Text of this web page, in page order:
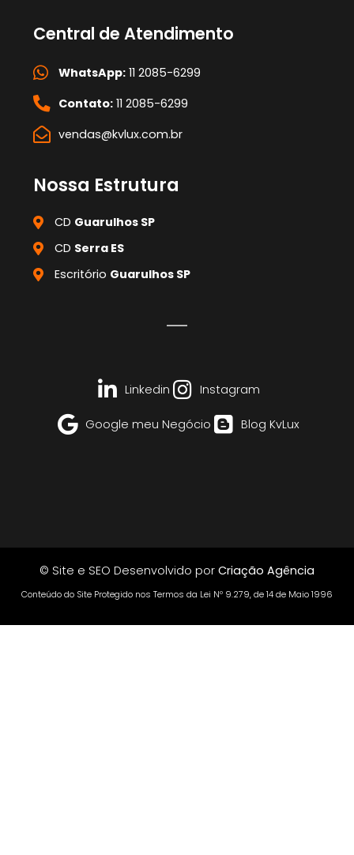
Central de Atendimento
WhatsApp:11 2085-6299
Contato:11 2085-6299
vendas@kvlux.com.br
Nossa Estrutura
CD Guarulhos SP
CD Serra ES
Escritório Guarulhos SP
Linkedin Instagram
Google meu Negócio Blog KvLux
© Site e SEO Desenvolvido por Criação Agência
Conteúdo do Site Protegido nos Termos da Lei Nº 9.279, de 14 de Maio 1996